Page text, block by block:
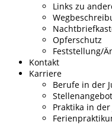
Links zu
Opferschutz
Feststellung/
Kontakt
Karriere
Berufe in der
Praktika in der